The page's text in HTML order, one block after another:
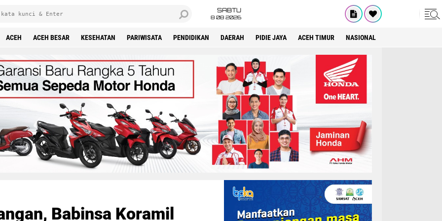
SABTU
8 08 2026
ACEH ACEH BESAR KESEHATAN PARIWISATA PENDIDIKAN DAERAH PIDIE JAYA ACEH TIMUR NASIONAL
Babinsa Koramil